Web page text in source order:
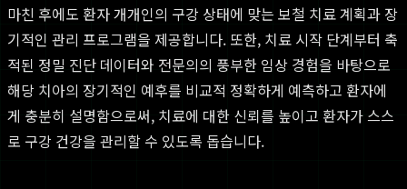
마친 후에도 환자 개개인의 구강 상태에 맞는 보철 치료 계획과 장
기적인 관리 프로그램을 제공합니다. 또한, 치료 시작 단계부터 축
적된 정밀 진단 데이터와 전문의의 풍부한 임상 경험을 바탕으로
해당 치아의 장기적인 예후를 비교적 정확하게 예측하고 환자에
게 충분히 설명함으로써, 치료에 대한 신뢰를 높이고 환자가 스스
로 구강 건강을 관리할 수 있도록 돕습니다.